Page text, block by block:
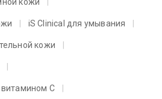
кожи
iS Clinical для умывания
кожи
витамином C